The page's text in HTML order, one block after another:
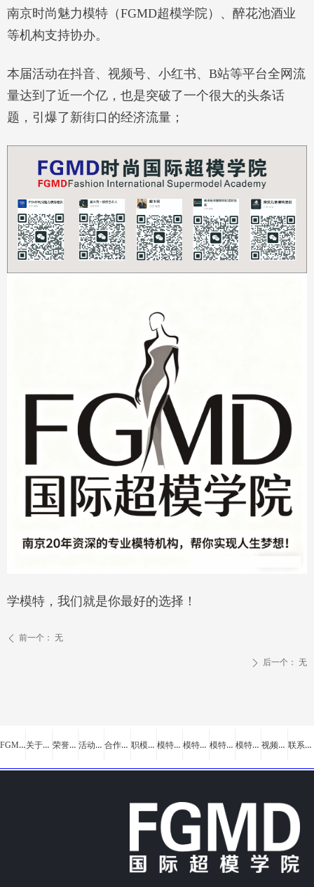
南京时尚魅力模特（FGMD超模学院）、醉花池酒业
等机构支持协办。
本届活动在抖音、视频号、小红书、B站等平台全网流
量达到了近一个亿，也是突破了一个很大的头条话
题，引爆了新街口的经济流量；
学模特，我们就是你最好的选择！
ꄴ 前一个： 无
ꄲ 后一个： 无
FGMD首页 关于我们 荣誉奖牌 活动案例 合作商家 职模培训 模特学员 模特资料 模特老师 模特加盟 视频新闻 联系我们